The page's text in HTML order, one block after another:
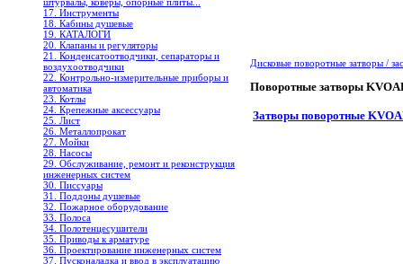
17. Инструменты
18. Кабины душевые
19. КАТАЛОГИ
20. Клапаны и регуляторы
21. Конденсатоотводчики, сепараторы и
воздухоотводчики
22. Контрольно-измерительные приборы и
автоматика
23. Котлы
24. Крепежные аксессуары
25. Лист
26. Металлопрокат
27. Мойки
28. Насосы
29. Обслуживание, ремонт и реконструкция
инженерных систем
30. Писсуары
31. Поддоны душевые
32. Пожарное оборудование
33. Полоса
34. Полотенцесушители
35. Приводы к арматуре
36. Проектирование инженерных систем
37. Пусконаладка и ввод в эксплуатацию
Дисковые поворотные затворы /
Поворотные затворы
Затворы поворотные